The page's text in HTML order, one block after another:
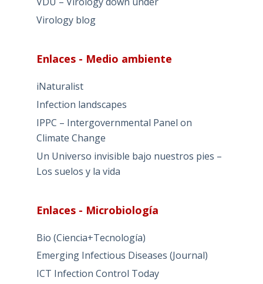
Virology blog
Enlaces - Medio ambiente
iNaturalist
Infection landscapes
IPPC – Intergovernmental Panel on
Climate Change
Un Universo invisible bajo nuestros pies –
Los suelos y la vida
Enlaces - Microbiología
Bio (Ciencia+Tecnología)
Emerging Infectious Diseases (Journal)
ICT Infection Control Today